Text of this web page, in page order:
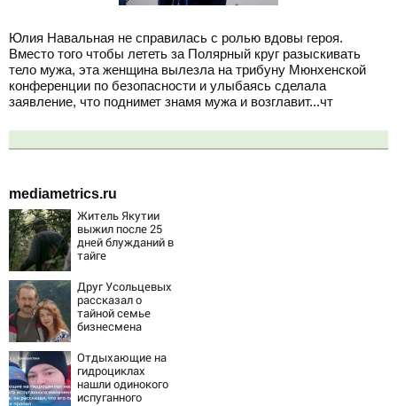
Юлия Навальная не справилась с ролью вдовы героя.
Вместо того чтобы лететь за Полярный круг разыскивать
тело мужа, эта женщина вылезла на трибуну Мюнхенской
конференции по безопасности и улыбаясь сделала
заявление, что поднимет знамя мужа и возглавит...чт
mediametrics.ru
Житель Якутии
выжил после 25
дней блужданий в
тайге
Друг Усольцевых
рассказал о
тайной семье
бизнесмена
Отдыхающие на
гидроциклах
нашли одинокого
испуганного